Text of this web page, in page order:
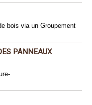
bois via un Groupement
PANNEAUX